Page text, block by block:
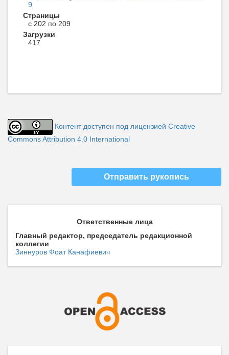
9
Страницы
с 202 по 209
Загрузки
417
Контент доступен под лицензией Creative
Commons Attribution 4.0 International
Отправить рукопись
Ответственные лица
Главный редактор, председатель редакционной
коллегии
Зиннуров Фоат Канафиевич